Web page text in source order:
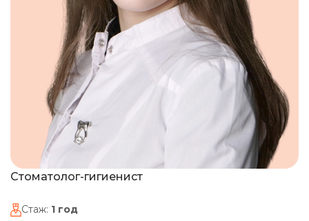
Стоматолог-гигиенист
Стаж: 1 год